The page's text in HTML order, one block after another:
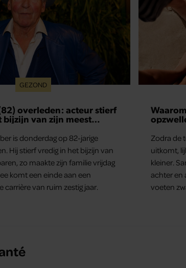
GEZOND
overleden: acteur stierf
van zijn meest
is donderdag op 82-jarige
Hij stierf vredig in het bijzijn van
zo maakte zijn familie vrijdag
komt een einde aan een
carrière van ruim zestig jaar.
Zodra de
uitkomt,
kleiner.
achter en
voeten